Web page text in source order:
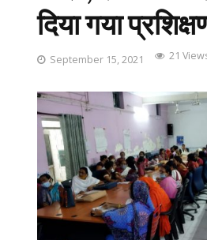
दिया गया
September 15, 2021 21